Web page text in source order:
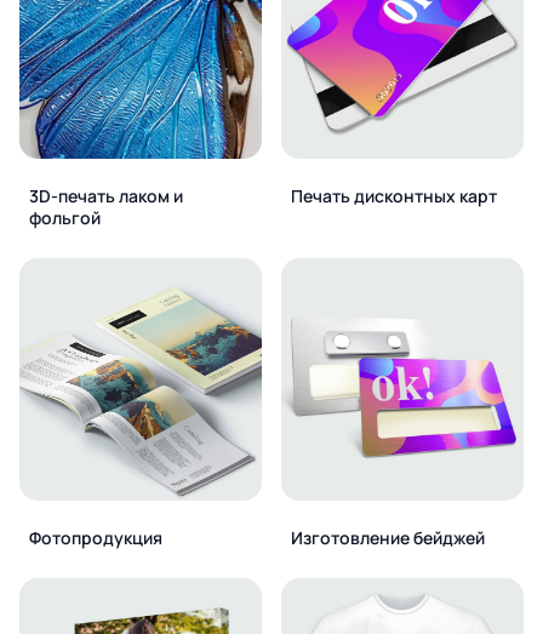
3D-печать лаком и
фольгой
Печать дисконтных карт
Фотопродукция Изготовление бейджей